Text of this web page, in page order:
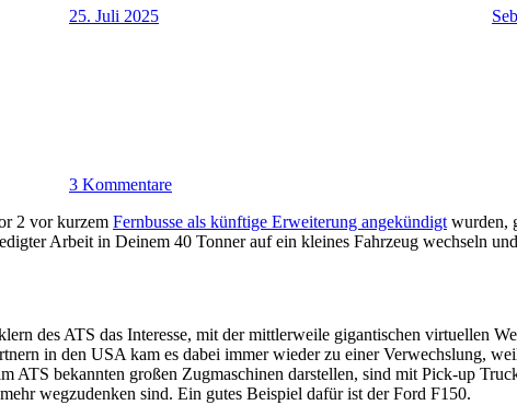
25. Juli 2025
3 Kommentare
2 vor kurzem Fernbusse als künftige Erweiterung angekündigtwurden,
Arbeit in Deinem 40 Tonner auf ein kleines Fahrzeug wechseln
des ATS das Interesse, mit der mittlerweile gigantischen virtuellen
in den USA kam es dabei immer wieder zu einer Verwechslung,
ATS bekannten großen Zugmaschinen darstellen, sind mit Pick-up
wegzudenken sind. Ein gutes Beispiel dafür ist der Ford F150.